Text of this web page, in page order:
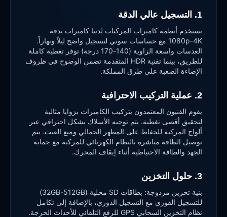
1. التسجيل عالي الدقة
تستخدم أنظمة كاميرات المركبات لدينا كاميرات بدقة
1080p-4K مع حساسات سوني لتسجيل واضح ليلاً ونهاراً.
العدسات واسعة الزاوية (140-170 درجة) توفر تغطية كاملة
للطريق، بينما تقنية HDR المتقدمة تضمن الوضوح في ظروف
الإضاءة الصعبة على طرق المملكة.
2. عملية التركيب الاحترافية
يقوم الفنيون المعتمدون بتركيب الكاميرات بزوايا مثالية
لتحقيق أقصى تغطية. يتم توجيه الأسلاك بشكل احترافي عبر
ألواح المركبة للحفاظ على المظهر الجمالي ومنع العبث. يتم
توصيل الطاقة مباشرة بالنظام الكهربائي للمركبة مع حماية
الجهد والطاقة الاحتياطية أثناء إيقاف المحرك.
3. حلول التخزين
بنية تخزين مزدوجة: بطاقات SD محلية (32GB-512GB)
للتسجيل الفوري مع التسجيل الدوري، بالإضافة إلى تكامل
نظام التخزين السحابي GPS للرفع التلقائي للأحداث الحرجة.